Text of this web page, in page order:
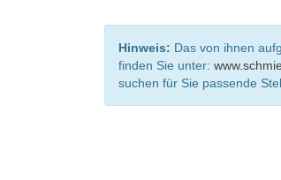
Hinweis: Das von ihnen
finden Sie unter:
suchen für Sie passende